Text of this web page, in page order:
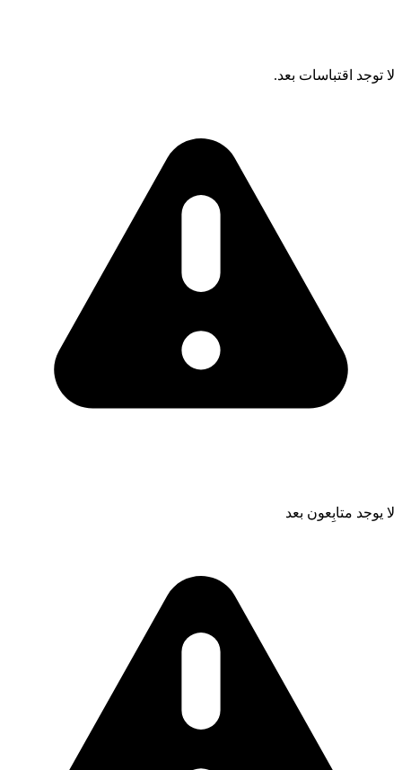
لا توجد اقتباسات بعد.
لا يوجد متابِعون بعد